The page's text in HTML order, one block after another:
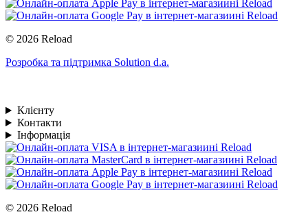
© 2026 Reload
Розробка та підтримка Solution d.a.
Клієнту
Контакти
Інформація
© 2026 Reload